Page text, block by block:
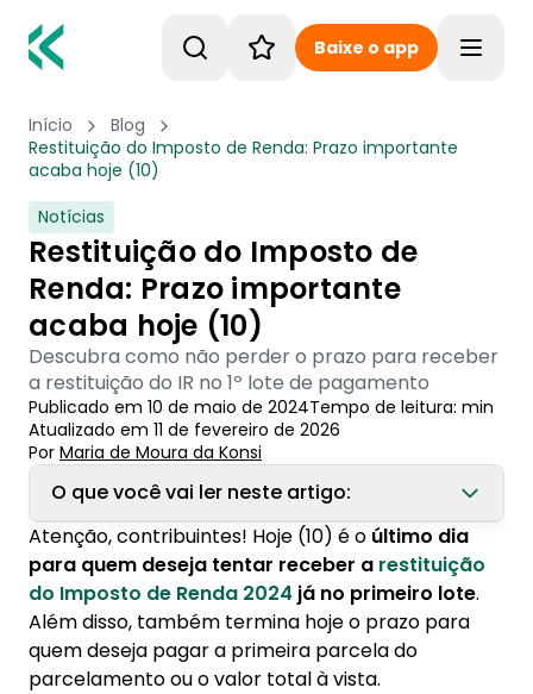
Baixe o app
Início
Blog
Restituição do Imposto de Renda: Prazo importante
acaba hoje (10)
Notícias
Restituição do Imposto de
Renda: Prazo importante
acaba hoje (10)
Descubra como não perder o prazo para receber
a restituição do IR no 1º lote de pagamento
Publicado em 10 de maio de 2024Tempo de leitura: min
Atualizado em 11 de fevereiro de 2026
Por Maria de Moura da Konsi
O que você vai ler neste artigo:
1. Qual a prioridade no pagamento da
restituição do IR?
2. Confira o calendário da restituição do
Imposto de Renda
Atenção, contribuintes! Hoje (10) é o último dia
para quem deseja tentar receber a restituição
do Imposto de Renda 2024 já no primeiro lote.
Além disso, também termina hoje o prazo para
quem deseja pagar a primeira parcela do
parcelamento ou o valor total à vista.